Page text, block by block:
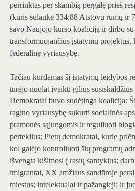
perrinktas per skambią pergalę prieš
(kuris sulaukė 334:88 Atstovų rūmų ir
savo Naujojo kurso koaliciją ir dirbo
transformuojančius įstatymų projektus,
federalinę vyriausybę.
Tačiau kurdamas šį įstatymų leidybos
turėjo nuolat įveikti gilius susiskaldžius
Demokratai buvo sudėtinga koalicija:
ragino vyriausybę sukurti socialinės
pramonės sąjungomis ir reguliuoti
perteklius; Pietų demokratai, kurie
kol galėjo kontroliuoti šių programų
išvengta kišimosi į rasių santykius;
imigrantai, XX amžiaus sandūroje
miestus; intelektualai ir pažangieji; ir